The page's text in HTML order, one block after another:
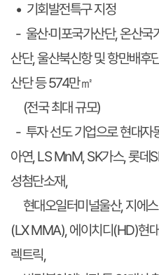
• 기회발전특구 지정
- 울산·미포국가산단, 온산국
산단, 울산북신항 및 항만배후
산단 등 574만㎡
(전국 최대 규모)
- 투자 선도 기업으로 현대자
아연, LS MnM, SK가스, 롯데
성첨단소재,
현대오일터미널울산, 지에
(LX MMA), 에이치디(HD)현
렉트릭,